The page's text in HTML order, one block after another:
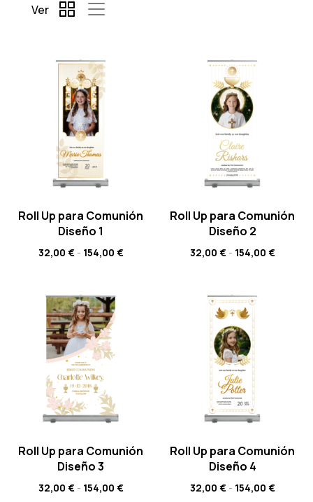
Ver
Roll Up para Comunión
Diseño 1
32,00 € - 154,00 €
Roll Up para Comunión
Diseño 2
32,00 € - 154,00 €
Roll Up para Comunión
Diseño 3
32,00 € - 154,00 €
Roll Up para Comunión
Diseño 4
32,00 € - 154,00 €